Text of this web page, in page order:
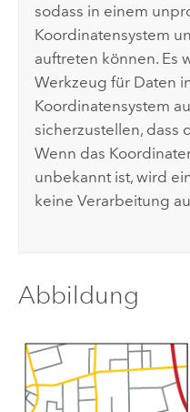
sodass in einem
Koordinatensystem
auftreten können. Es
Werkzeug für Daten
Koordinatensystem
sicherzustellen, dass
Wenn das
unbekannt ist, wird
keine Verarbeitung
Abbildung